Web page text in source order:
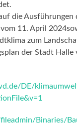
die Ausführungen
11. April
zum
der Stadt Halle
DE/
Binaries/